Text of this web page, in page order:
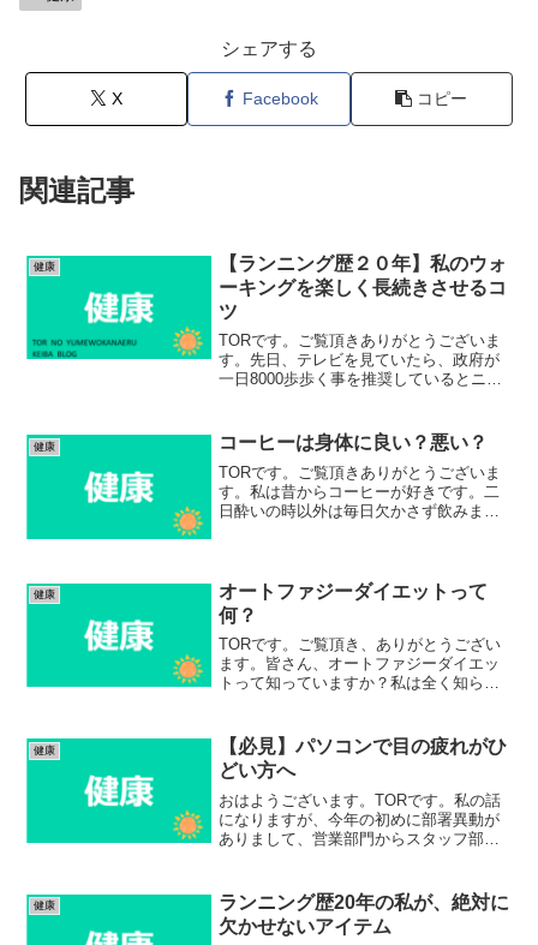
シェアする
X Facebook コピー
関連記事
健康
【ランニング歴２０年】私のウォ
ーキングを楽しく長続きさせるコ
ツ
TORです。ご覧頂きありがとうございま
す。先日、テレビを見ていたら、政府が
一日8000歩歩く事を推奨しているとニュ
ね。私はランニング派ですが、風邪をひ
いたり、ケガを...
健康 コーヒーは身体に良い？悪い？
TORです。ご覧頂きありがとうございま
す。私は昔からコーヒーが好きです。二
日酔いの時以外は毎日欠かさず飲みま
ましたので、紹介します。...
健康
オートファジーダイエットって
何？
TORです。ご覧頂き、ありがとうござい
ます。皆さん、オートファジーダイエッ
トって知っていますか？私は全く知らな
す。 (adsbygoogle = window.adsby...
健康
【必見】パソコンで目の疲れがひ
どい方へ
おはようございます。TORです。私の話
になりますが、今年の初めに部署異動が
ありまして、営業部門からスタッフ部門
ね。それに営業の時と違って、外部と絡
みがなく席を外す理由が無...
健康
ランニング歴20年の私が、絶対に
欠かせないアイテム